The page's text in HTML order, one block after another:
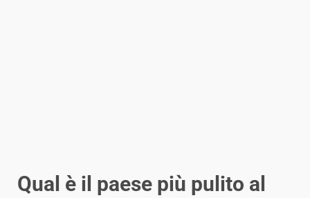
Qual è il paese più pulito al